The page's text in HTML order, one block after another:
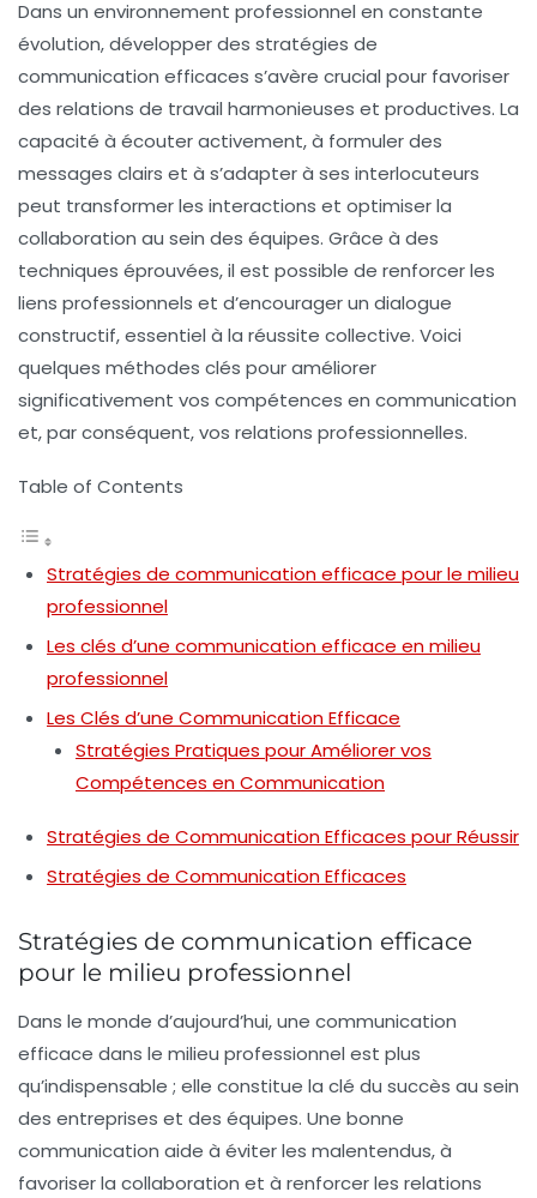
Dans un environnement professionnel en constante
évolution, développer des stratégies de
communication efficaces s’avère crucial pour favoriser
des relations de travail harmonieuses et productives. La
capacité à écouter activement, à formuler des
messages clairs et à s’adapter à ses interlocuteurs
peut transformer les interactions et optimiser la
collaboration au sein des équipes. Grâce à des
techniques éprouvées, il est possible de renforcer les
liens professionnels et d’encourager un dialogue
constructif, essentiel à la réussite collective. Voici
quelques méthodes clés pour améliorer
significativement vos compétences en communication
et, par conséquent, vos relations professionnelles.
Table of Contents
Stratégies de communication efficace pour le milieu
professionnel
Les clés d’une communication efficace en milieu
professionnel
Les Clés d’une Communication Efficace
Stratégies Pratiques pour Améliorer vos
Compétences en Communication
Stratégies de Communication Efficaces pour Réussir
Stratégies de Communication Efficaces
Stratégies de communication efficace
pour le milieu professionnel
Dans le monde d’aujourd’hui, une communication
efficace dans le milieu professionnel est plus
qu’indispensable ; elle constitue la clé du succès au sein
des entreprises et des équipes. Une bonne
communication aide à éviter les malentendus, à
favoriser la collaboration et à renforcer les relations